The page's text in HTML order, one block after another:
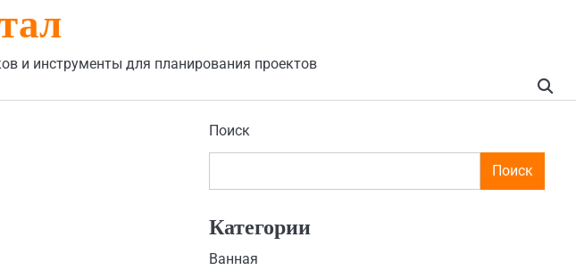
и инструменты для планирования проектов
Поиск
Поиск
Категории
Ванная